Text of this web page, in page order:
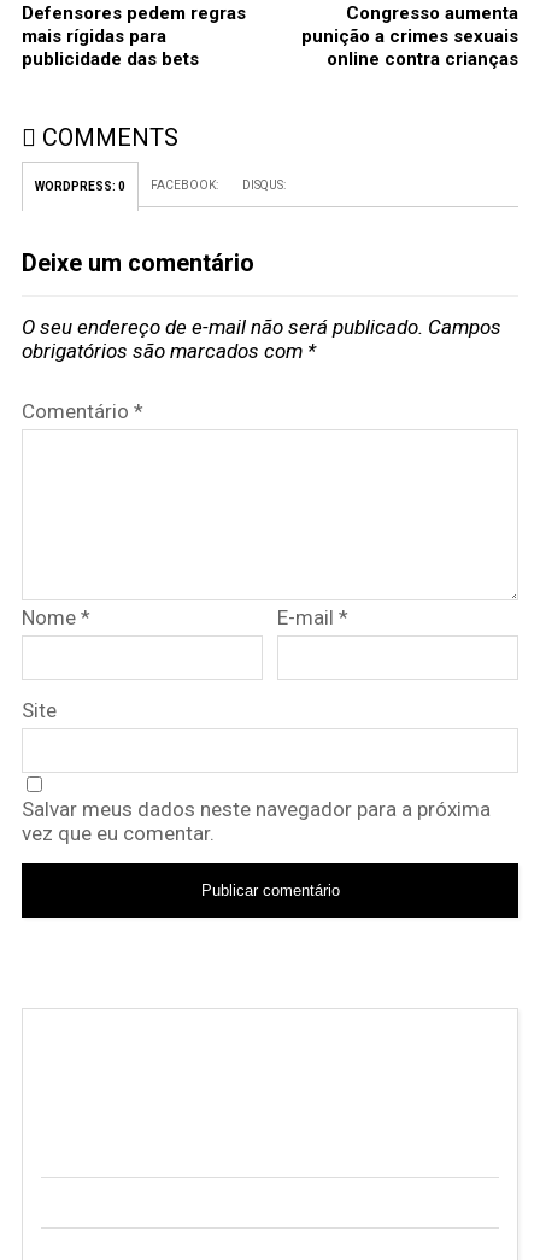
Defensores pedem regras
mais rígidas para
publicidade das bets
Congresso aumenta
punição a crimes sexuais
online contra crianças
COMMENTS
WORDPRESS: 0 FACEBOOK: DISQUS:
Deixe um comentário
O seu endereço de e-mail não será publicado. Campos
obrigatórios são marcados com *
Comentário *
Nome * E-mail*
Site
Salvar meus dados neste navegador para a próxima
vez que eu comentar.